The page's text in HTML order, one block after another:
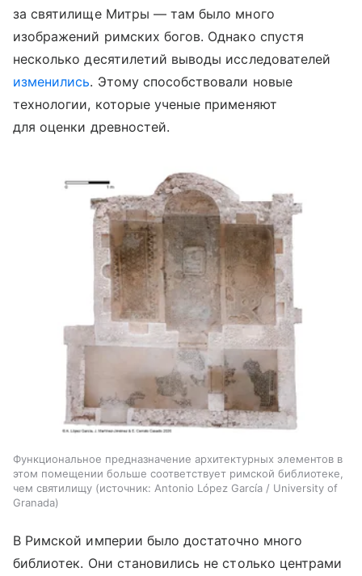
за святилище Митры — там было много
изображений римских богов. Однако спустя
несколько десятилетий выводы исследователей
изменились. Этому способствовали новые
технологии, которые ученые применяют
для оценки древностей.
Функциональное предназначение архитектурных элементов в
этом помещении больше соответствует римской библиотеке,
чем святилищу
источник: Antonio López García / University of
Granada
В Римской империи было достаточно много
библиотек. Они становились не столько центрами